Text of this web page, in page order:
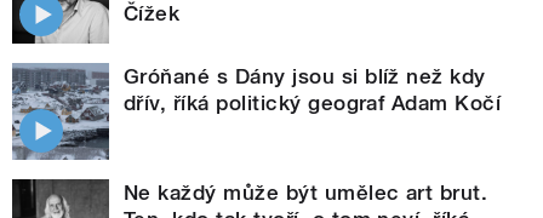
Čížek
Gróňané s Dány jsou si blíž než kdy
dřív, říká politický geograf Adam Kočí
Ne každý může být umělec art brut.